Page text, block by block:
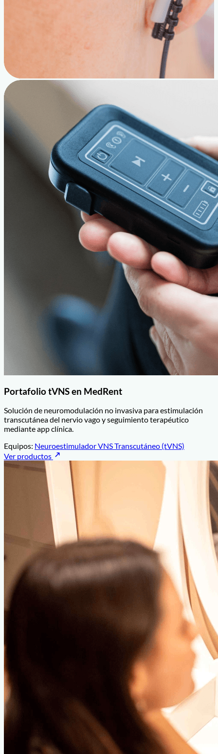
Portafolio tVNS en MedRent
Solución de neuromodulación no invasiva para estimulación
transcutánea del nervio vago y seguimiento terapéutico
mediante app clínica.
Equipos: Neuroestimulador VNS Transcutáneo (tVNS)
Ver productos